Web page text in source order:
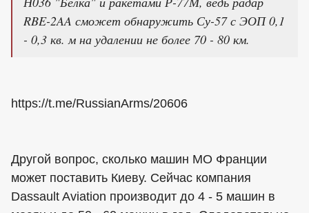
RBE-2AA сможет обнаружить Су-57 с ЭОП 0,1
- 0,3 кв. м на удалении не более 70 - 80 км.
https://t.me/RussianArms/20606
Другой вопрос, сколько машин МО Франции
может поставить Киеву. Сейчас компания
Dassault Aviation производит до 4 - 5 машин в